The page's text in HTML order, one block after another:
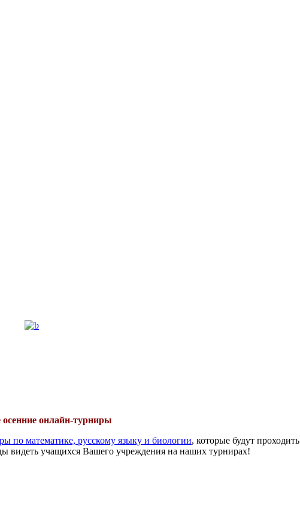
осенние онлайн-турниры
по математике, русскому языку и биологии, которые будут проходить
видеть учащихся Вашего учреждения на наших турнирах!